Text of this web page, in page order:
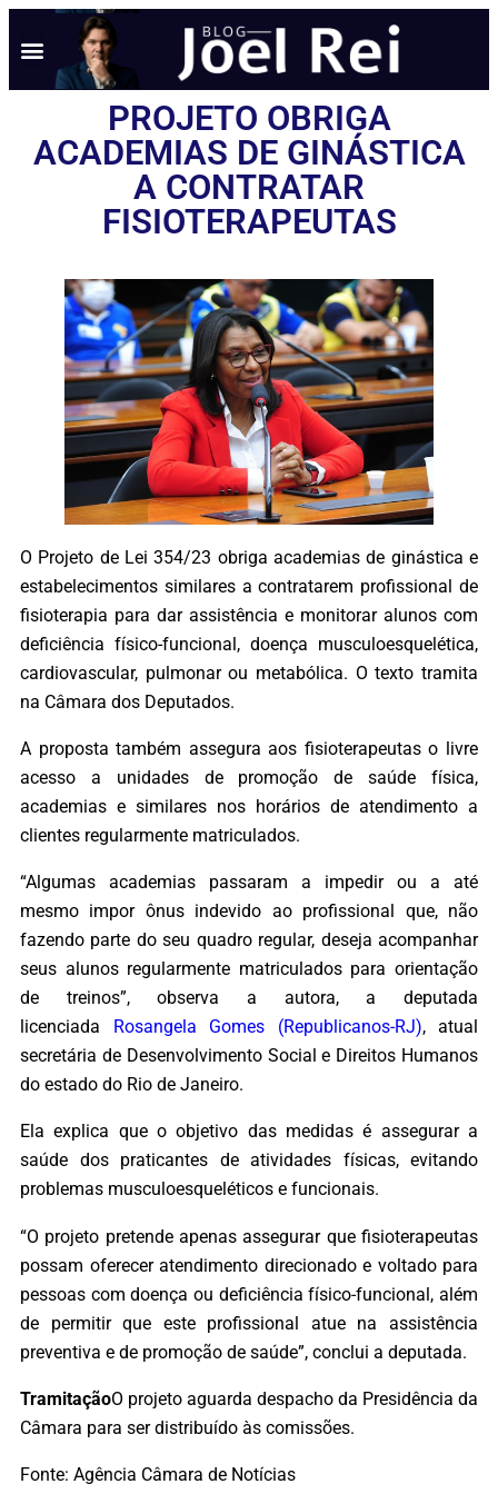
PROJETO OBRIGA
ACADEMIAS DE GINÁSTICA
A CONTRATAR
FISIOTERAPEUTAS
O Projeto de Lei 354/23 obriga academias de ginástica e
estabelecimentos similares a contratarem profissional de
fisioterapia para dar assistência e monitorar alunos com
deficiência físico-funcional, doença musculoesquelética,
cardiovascular, pulmonar ou metabólica. O texto tramita
na Câmara dos Deputados.
A proposta também assegura aos fisioterapeutas o livre
acesso a unidades de promoção de saúde física,
academias e similares nos horários de atendimento a
clientes regularmente matriculados.
“Algumas academias passaram a impedir ou a até
mesmo impor ônus indevido ao profissional que, não
fazendo parte do seu quadro regular, deseja acompanhar
seus alunos regularmente matriculados para orientação
de treinos”, observa a autora, a deputada
licenciada Rosangela Gomes (Republicanos-RJ), atual
secretária de Desenvolvimento Social e Direitos Humanos
do estado do Rio de Janeiro.
Ela explica que o objetivo das medidas é assegurar a
saúde dos praticantes de atividades físicas, evitando
problemas musculoesqueléticos e funcionais.
“O projeto pretende apenas assegurar que fisioterapeutas
possam oferecer atendimento direcionado e voltado para
pessoas com doença ou deficiência físico-funcional, além
de permitir que este profissional atue na assistência
preventiva e de promoção de saúde”, conclui a deputada.
TramitaçãoO projeto aguarda despacho da Presidência da
Câmara para ser distribuído às comissões.
Fonte: Agência Câmara de Notícias